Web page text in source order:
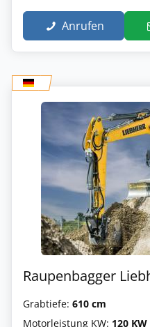
Anrufen
Raupenbagger
Grabtiefe: 610 cm
Motorleistung KW: 120 KW